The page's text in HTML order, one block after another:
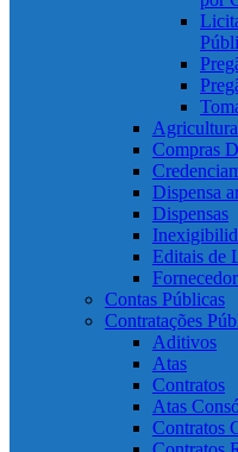
Compras
Dispensa
Dispensas
Editais de
Contas Públicas
Contratações
Aditivos
Atas
Contratos
Atas
Contratos